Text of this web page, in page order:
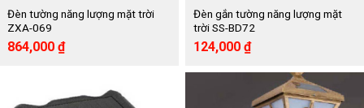
Đèn tường năng lượng mặt trời
ZXA-069
Giá
864,000 ₫Giá
hiện
864,000 ₫.
Đèn gắn tường năng lượng mặt
trời SS-BD72
Giá
là:
124,000 ₫Giá
hiện
tại
124,000 ₫.